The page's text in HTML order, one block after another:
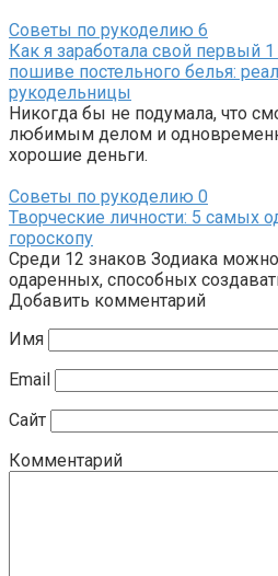
Советы по рукоделию 6
Как я заработала свой первый
пошиве постельного белья:
рукодельницы
Никогда бы не подумала, что
любимым делом и
хорошие деньги.
Советы по рукоделию 0
Творческие личности: 5 самых
гороскопу
Среди 12 знаков Зодиака
одаренных, способных
Добавить комментарий
Имя
Email
Сайт
Комментарий